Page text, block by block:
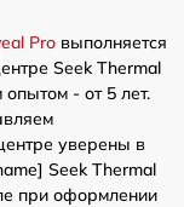
Pro выполняется
Seek Thermal
- от 5 лет.
уверены в
Seek Thermal
при оформлении